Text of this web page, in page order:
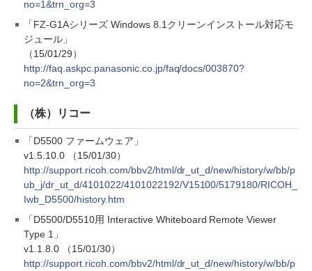
no=1&trn_org=3
「FZ-G1Aシリーズ Windows 8.1クリーンインストール対応モ
ジュール」
（15/01/29）
http://faq.askpc.panasonic.co.jp/faq/docs/003870?
no=2&trn_org=3
（株）リコー
「D5500 ファームウェア」
v1.5.10.0 （15/01/30）
http://support.ricoh.com/bbv2/html/dr_ut_d/new/history/w/bb/p
ub_j/dr_ut_d/4101022/4101022192/V15100/5179180/RICOH_
Iwb_D5500/history.htm
「D5500/D5510用 Interactive Whiteboard Remote Viewer
Type 1」
v1.1.8.0 （15/01/30）
http://support.ricoh.com/bbv2/html/dr_ut_d/new/history/w/bb/p